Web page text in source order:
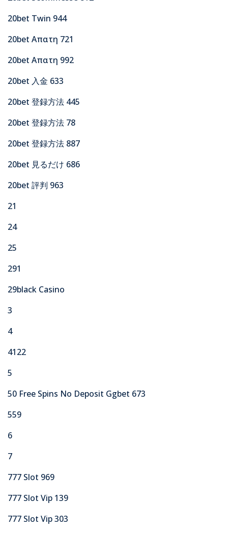
20bet Twin 944
20bet Απατη 721
20bet Απατη 992
20bet 入金 633
20bet 登録方法 445
20bet 登録方法 78
20bet 登録方法 887
20bet 見るだけ 686
20bet 評判 963
21
24
25
291
29black Casino
3
4
4122
5
50 Free Spins No Deposit Ggbet 673
559
6
7
777 Slot 969
777 Slot Vip 139
777 Slot Vip 303